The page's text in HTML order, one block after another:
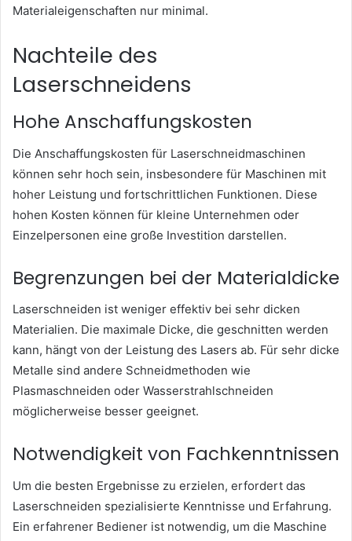
Materialeigenschaften nur minimal.
Nachteile des
Laserschneidens
Hohe Anschaffungskosten
Die Anschaffungskosten für Laserschneidmaschinen
können sehr hoch sein, insbesondere für Maschinen mit
hoher Leistung und fortschrittlichen Funktionen. Diese
hohen Kosten können für kleine Unternehmen oder
Einzelpersonen eine große Investition darstellen.
Begrenzungen bei der Materialdicke
Laserschneiden ist weniger effektiv bei sehr dicken
Materialien. Die maximale Dicke, die geschnitten werden
kann, hängt von der Leistung des Lasers ab. Für sehr dicke
Metalle sind andere Schneidmethoden wie
Plasmaschneiden oder Wasserstrahlschneiden
möglicherweise besser geeignet.
Notwendigkeit von Fachkenntnissen
Um die besten Ergebnisse zu erzielen, erfordert das
Laserschneiden spezialisierte Kenntnisse und Erfahrung.
Ein erfahrener Bediener ist notwendig, um die Maschine